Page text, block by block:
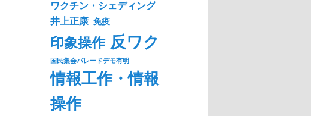
ワクチン・シェディング
井上正康 免疫
印象操作 反ワク
国民集会パレードデモ有明
情報工作・情報
操作